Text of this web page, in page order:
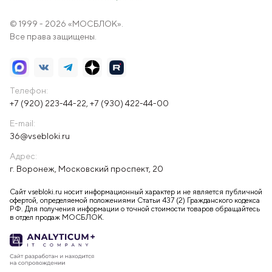
© 1999 - 2026 «МОСБЛОК».
Все права защищены.
Телефон:
+7 (920) 223-44-22, +7 (930) 422-44-00
E-mail:
36@vsebloki.ru
Адрес:
г. Воронеж, Московский проспект, 20
Сайт vsebloki.ru носит информационный характер и не является публичной
офертой, определяемой положениями Статьи 437 (2) Гражданского кодекса
РФ. Для получения информации о точной стоимости товаров обращайтесь
в отдел продаж МОСБЛОК.